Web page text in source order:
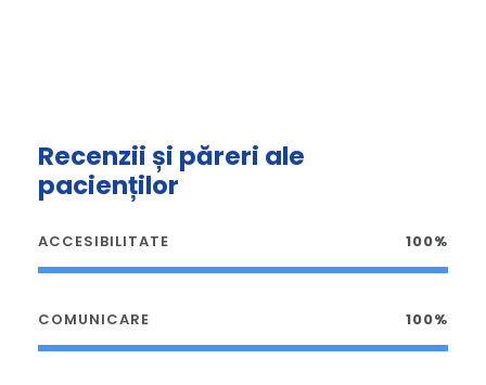
Recenzii și păreri ale
pacienților
ACCESIBILITATE 100%
COMUNICARE 100%